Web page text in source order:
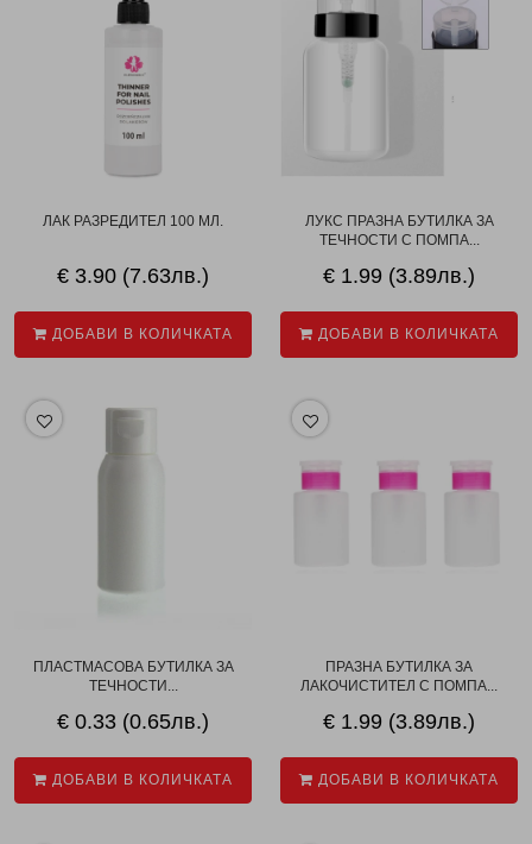
ЛАК РАЗРЕДИТЕЛ 100 МЛ.
€ 3.90 (7.63лв.)
ДОБАВИ В КОЛИЧКАТА
ЛУКС ПРАЗНА БУТИЛКА ЗА
ТЕЧНОСТИ С ПОМПА...
€ 1.99 (3.89лв.)
ДОБАВИ В КОЛИЧКАТА
ПЛАСТМАСОВА БУТИЛКА ЗА
ТЕЧНОСТИ...
€ 0.33 (0.65лв.)
ДОБАВИ В КОЛИЧКАТА
ПРАЗНА БУТИЛКА ЗА
ЛАКОЧИСТИТЕЛ С ПОМПА...
€ 1.99 (3.89лв.)
ДОБАВИ В КОЛИЧКАТА